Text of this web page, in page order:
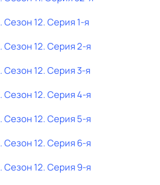
. Сезон 12. Серия 1-я
. Сезон 12. Серия 2-я
. Сезон 12. Серия 3-я
. Сезон 12. Серия 4-я
. Сезон 12. Серия 5-я
. Сезон 12. Серия 6-я
. Сезон 12. Серия 9-я